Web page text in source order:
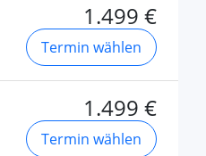
1.499 €
Termin wählen
1.499 €
Termin wählen